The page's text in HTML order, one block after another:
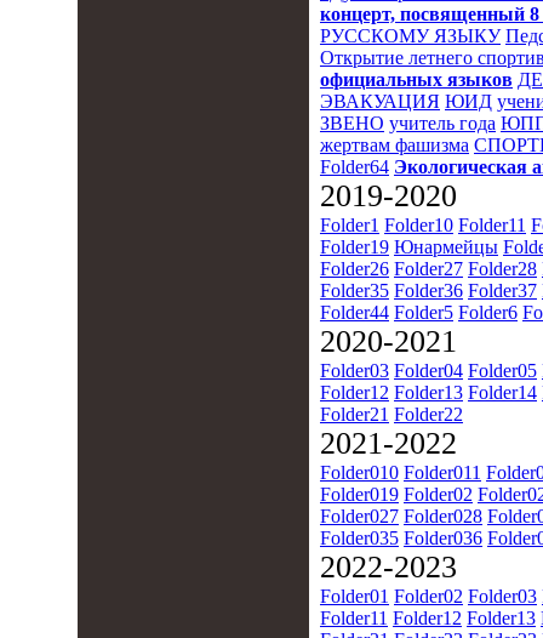
концерт, посвященный
РУССКОМУ ЯЗЫКУ
Открытие летнего
официальных языков
ЭВАКУАЦИЯ ЮИД
ЗВЕНО учитель года
жертвам фашизма
Folder64 Экологическая
2019-2020
Folder1 Folder10 Folder11
Folder19 Юнармейцы
Folder26 Folder27 Folder28
Folder35 Folder36 Folder37
Folder44 Folder5 Folder6
2020-2021
Folder03 Folder04 Folder05
Folder12 Folder13 Folder14
Folder21 Folder22
2021-2022
Folder010 Folder011
Folder019 Folder02
Folder027 Folder028
Folder035 Folder036
2022-2023
Folder01 Folder02 Folder03
Folder11 Folder12 Folder13